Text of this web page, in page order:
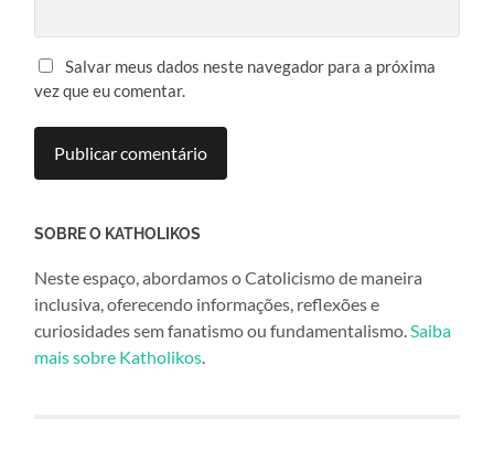
Salvar meus dados neste navegador para a próxima
vez que eu comentar.
SOBRE O KATHOLIKOS
Neste espaço, abordamos o Catolicismo de maneira
inclusiva, oferecendo informações, reflexões e
curiosidades sem fanatismo ou fundamentalismo.Saiba
mais sobre Katholikos.